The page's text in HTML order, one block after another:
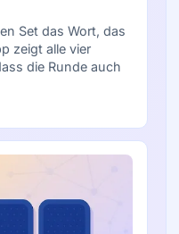
Set das Wort, das
zeigt alle vier
die Runde auch